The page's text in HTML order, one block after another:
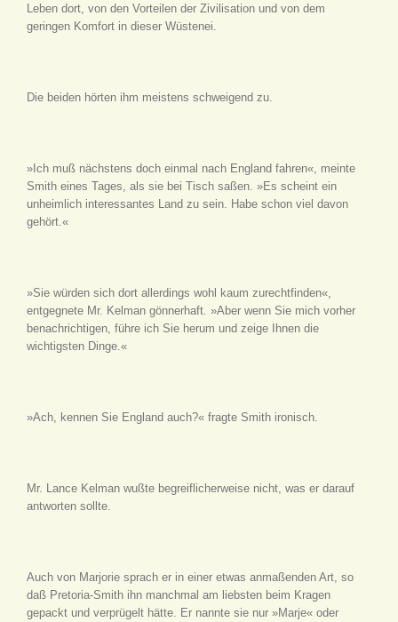
Leben dort, von den Vorteilen der Zivilisation und von dem
geringen Komfort in dieser Wüstenei.
Die beiden hörten ihm meistens schweigend zu.
»Ich muß nächstens doch einmal nach England fahren«, meinte
Smith eines Tages, als sie bei Tisch saßen. »Es scheint ein
unheimlich interessantes Land zu sein. Habe schon viel davon
gehört.«
»Sie würden sich dort allerdings wohl kaum zurechtfinden«,
entgegnete Mr. Kelman gönnerhaft. »Aber wenn Sie mich vorher
benachrichtigen, führe ich Sie herum und zeige Ihnen die
wichtigsten Dinge.«
»Ach, kennen Sie England auch?« fragte Smith ironisch.
Mr. Lance Kelman wußte begreiflicherweise nicht, was er darauf
antworten sollte.
Auch von Marjorie sprach er in einer etwas anmaßenden Art, so
daß Pretoria-Smith ihn manchmal am liebsten beim Kragen
gepackt und verprügelt hätte. Er nannte sie nur »Marje« oder